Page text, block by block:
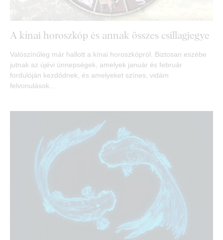
A kínai horoszkóp és annak összes csillagjegye
Valószínűleg már hallott a kínai horoszkópról. Biztosan eszébe
jutnak az újévi ünnepségek, amelyek január és február
fordulóján kezdődnek, és amelyeket színes, vidám
felvonulások...